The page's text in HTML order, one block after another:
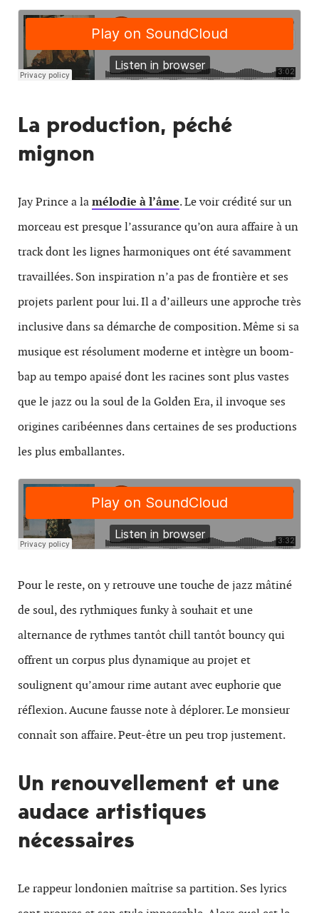
La production, péché
mignon
Jay Prince a lamélodie à l’âme. Le voir crédité sur un
morceau est presque l’assurance qu’on aura affaire à un
track dont les lignes harmoniques ont été savamment
travaillées. Son inspiration n’a pas de frontière et ses
projets parlent pour lui. Il a d’ailleurs une approche très
inclusive dans sa démarche de composition. Même si sa
musique est résolument moderne et intègre un boom-
bap au tempo apaisé dont les racines sont plus vastes
que le jazz ou la soul de la Golden Era, il invoque ses
origines caribéennes dans certaines de ses productions
les plus emballantes.
Pour le reste, on y retrouve une touche de jazz mâtiné
de soul, des rythmiques funky à souhait et une
alternance de rythmes tantôt chill tantôt bouncy qui
offrent un corpus plus dynamique au projet et
soulignent qu’amour rime autant avec euphorie que
réflexion. Aucune fausse note à déplorer. Le monsieur
connaît son affaire. Peut-être un peu trop justement.
Un renouvellement et une
audace artistiques
nécessaires
Le rappeur londonien maîtrise sa partition. Ses lyrics